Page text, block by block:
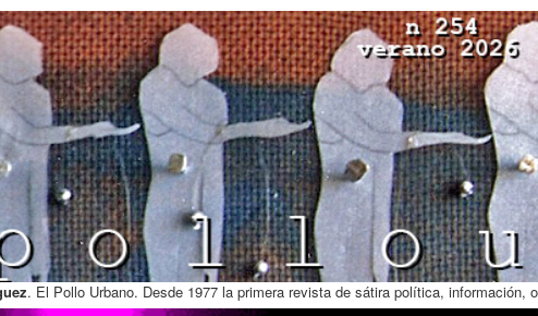
. El Pollo Urbano. Desde 1977 la primera revista de sátira política, información,